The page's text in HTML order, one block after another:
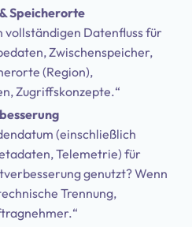
Speicherorte
vollständigen Datenfluss für
Zwischenspeicher,
(Region),
Zugriffskonzepte.“
(einschließlich
Telemetrie) für
genutzt? Wenn
Trennung,